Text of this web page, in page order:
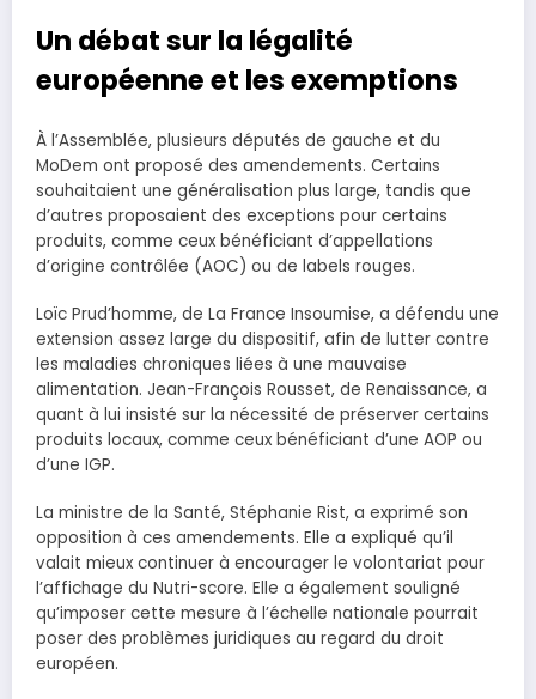
Un débat sur la légalité
européenne et les exemptions
À l’Assemblée, plusieurs députés de gauche et du
MoDem ont proposé des amendements. Certains
souhaitaient une généralisation plus large, tandis que
d’autres proposaient des exceptions pour certains
produits, comme ceux bénéficiant d’appellations
d’origine contrôlée (AOC) ou de labels rouges.
Loïc Prud’homme, de La France Insoumise, a défendu une
extension assez large du dispositif, afin de lutter contre
les maladies chroniques liées à une mauvaise
alimentation. Jean-François Rousset, de Renaissance, a
quant à lui insisté sur la nécessité de préserver certains
produits locaux, comme ceux bénéficiant d’une AOP ou
d’une IGP.
La ministre de la Santé, Stéphanie Rist, a exprimé son
opposition à ces amendements. Elle a expliqué qu’il
valait mieux continuer à encourager le volontariat pour
l’affichage du Nutri-score. Elle a également souligné
qu’imposer cette mesure à l’échelle nationale pourrait
poser des problèmes juridiques au regard du droit
européen.